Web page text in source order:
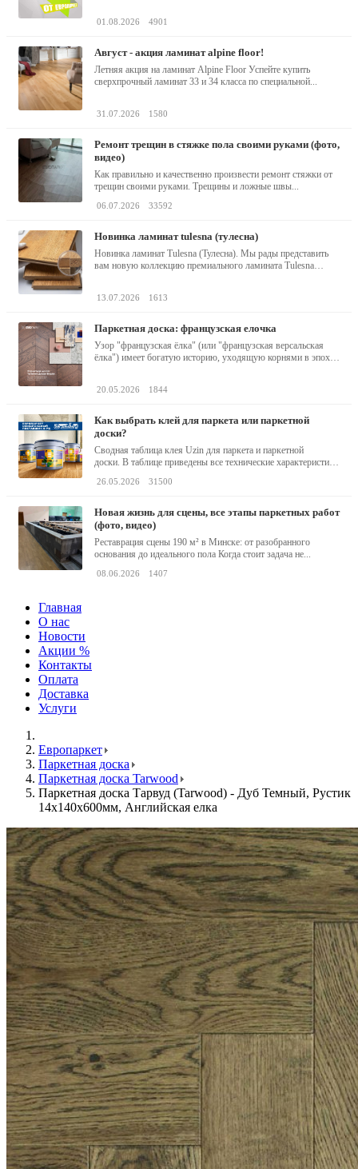
01.08.2026 4901
август - акция ламинат alpine floor!
Летняя акция на ламинат Alpine Floor Успейте купить
сверхпрочный ламинат 33 и 34 класса по специальной...
31.07.2026 1580
ремонт трещин в стяжке пола своими руками (фото,
видео)
Как правильно и качественно произвести ремонт стяжки от
трещин своими руками. Трещины и ложные швы...
06.07.2026 33592
новинка ламинат tulesna (тулесна)
Новинка ламинат Tulesna (Тулесна). Мы рады представить
вам новую коллекцию премиального ламината Tulesna
13.07.2026 1613
паркетная доска: французская елочка
Узор "французская ёлка" (или "французская версальская
ёлка") имеет богатую историю, уходящую корнями в эпоху
20.05.2026 1844
как выбрать клей для паркета или паркетной
доски?
Сводная таблица клея Uzin для паркета и паркетной
доски. В таблице приведены все технические характеристики
26.05.2026 31500
новая жизнь для сцены, все этапы паркетных работ
(фото, видео)
Реставрация сцены 190 м² в Минске: от разобранного
основания до идеального пола Когда стоит задача не...
08.06.2026 1407
Главная
О нас
Новости
Акции %
Контакты
Оплата
Доставка
Услуги
Европаркет
Паркетная доска
Паркетная доска Tarwood
Паркетная доска Тарвуд (Tarwood) - Дуб Темный, Рустик
14х140х600мм, Английская елка